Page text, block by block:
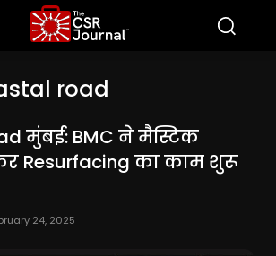
road
मुंबई: BMC ने मैस्टिक
Resurfacing का काम शुरू
24, 2025